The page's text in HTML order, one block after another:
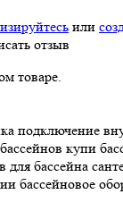
или
отзыв
товаре.
подключение
купи
для бассейна
бассейновое